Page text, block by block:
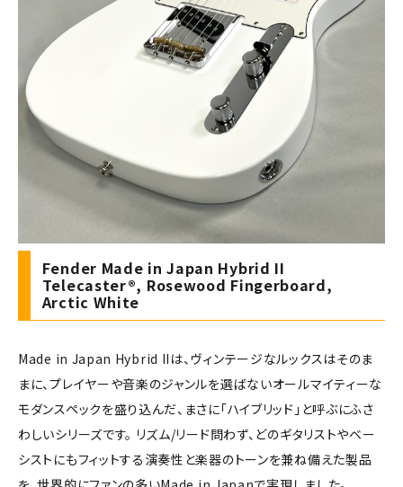
Fender Made in Japan Hybrid II
Telecaster®, Rosewood Fingerboard,
Arctic White
Made in Japan Hybrid IIは、ヴィンテージなルックスはそのま
まに、プレイヤーや音楽のジャンルを選ばないオールマイティーな
モダンスペックを盛り込んだ、まさに「ハイブリッド」と呼ぶにふさ
わしいシリーズです。 リズム/リード問わず、どのギタリストやベー
シストにもフィットする演奏性と楽器のトーンを兼ね備えた製品